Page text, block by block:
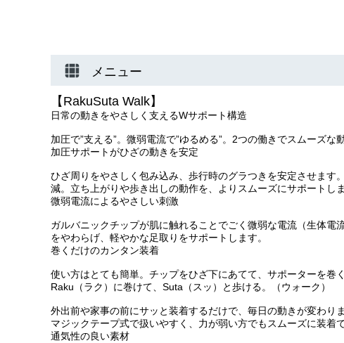
メニュー
【RakuSuta Walk】
日常の動きをやさしく支えるWサポート構造
加圧で”支える”。微弱電流で”ゆるめる”。2つの働きでスムーズな
加圧サポートがひざの動きを安定
ひざ周りをやさしく包み込み、歩行時のグラつきを安定させま
減。立ち上がりや歩き出しの動作を、よりスムーズにサポートしま
微弱電流によるやさしい刺激
ガルバニックチップが肌に触れることでごく微弱な電流（生体
をやわらげ、軽やかな足取りをサポートします。
巻くだけのカンタン装着
使い方はとても簡単。チップをひざ下にあてて、サポーターを巻く
Raku（ラク）に巻けて、Suta（スッ）と歩ける。（ウォーク）
外出前や家事の前にサッと装着するだけで、毎日の動きが変わりま
マジックテープ式で扱いやすく、力が弱い方でもスムーズに装着で
通気性の良い素材